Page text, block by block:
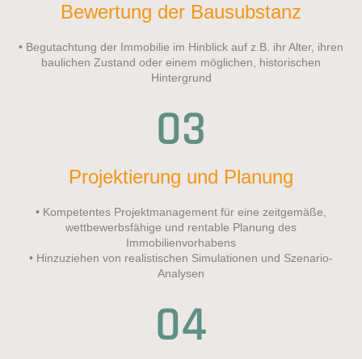
Bewertung der Bausubstanz
• Begutachtung der Immobilie im Hinblick auf z.B. ihr Alter, ihren
baulichen Zustand oder einem möglichen, historischen
Hintergrund
03
Projektierung und Planung
• Kompetentes Projektmanagement für eine zeitgemäße,
wettbewerbsfähige und rentable Planung des
Immobilienvorhabens
• Hinzuziehen von realistischen Simulationen und Szenario-
Analysen
04